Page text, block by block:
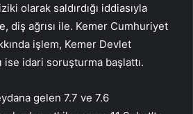
olarak saldırdığı iddiasıyla
diş ağrısı ile. Kemer Cumhuriyet
işlem, Kemer Devlet
ise idari soruşturma başlattı.
gelen 7.7 ve 7.6